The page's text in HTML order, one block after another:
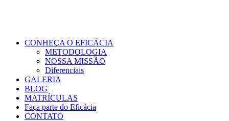
CONHEÇA O EFICÁCIA
METODOLOGIA
NOSSA MISSÃO
Diferenciais
GALERIA
BLOG
MATRÍCULAS
Faça parte do Eficácia
CONTATO